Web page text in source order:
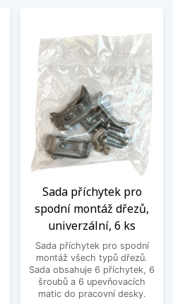
Sada příchytek pro
spodní montáž dřezů,
univerzální, 6 ks
Sada příchytek pro spodní
montáž všech typů dřezů.
Sada obsahuje 6 příchytek, 6
šroubů a 6 upevňovacích
matic do pracovní desky.